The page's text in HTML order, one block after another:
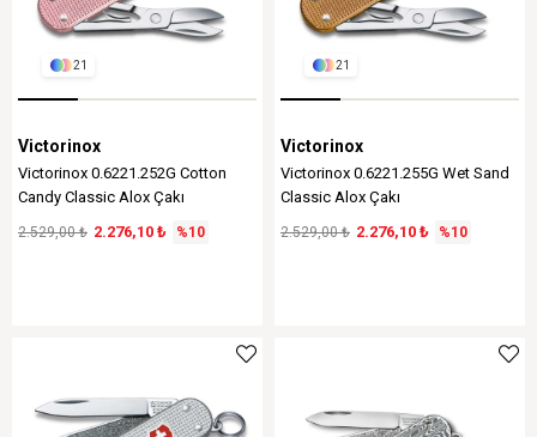
21
Victorinox
Victorinox 0.6221.252G Cotton
Candy Classic Alox Çakı
2.276,10 ₺
2.529,00 ₺ %10
21
Victorinox
Victorinox 0.6221.255G Wet Sand
Classic Alox Çakı
2.276,10 ₺
2.529,00 ₺ %10